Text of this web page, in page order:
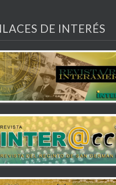
DE INTERÉS